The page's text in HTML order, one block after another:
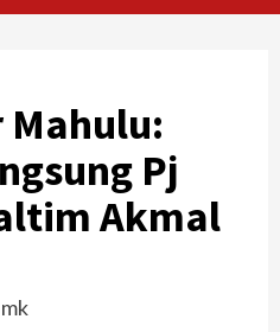
Pj
Akmal